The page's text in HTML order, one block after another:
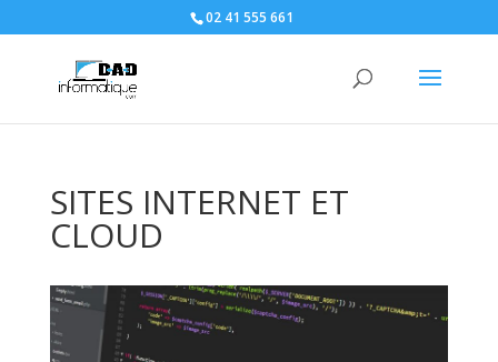
02 41 555 661
SITES INTERNET ET
CLOUD